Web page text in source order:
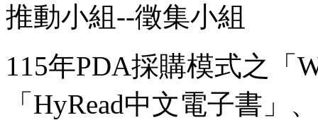
推動小組--徵集小組
115年PDA採購模式之「
「HyRead中文電子書」